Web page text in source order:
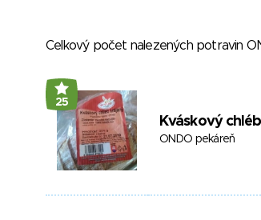
Celkový počet nalezených potravin
25
Kváskový
ONDO pekáreň